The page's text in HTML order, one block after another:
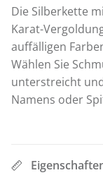
Dr. Luxus T-
Das letzte Stück
Dr. Luxus
Die Silberkette
Karat-
auffälligen
Wählen Sie
unterstreicht
Namens oder